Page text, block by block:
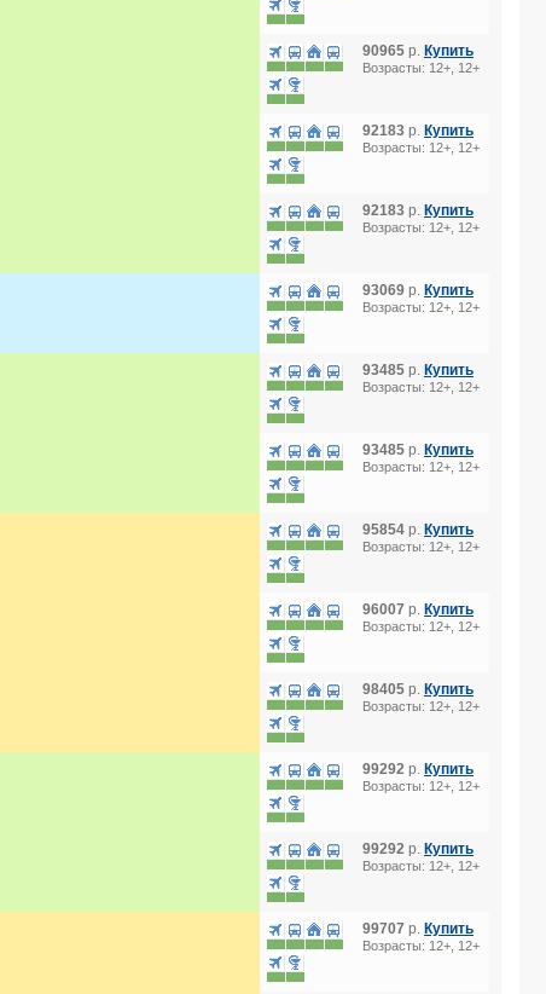
90965 р. Купить
Возрасты: 12+, 12+
92183 р. Купить
Возрасты: 12+, 12+
92183 р. Купить
Возрасты: 12+, 12+
93069 р. Купить
Возрасты: 12+, 12+
93485 р. Купить
Возрасты: 12+, 12+
93485 р. Купить
Возрасты: 12+, 12+
95854 р. Купить
Возрасты: 12+, 12+
96007 р. Купить
Возрасты: 12+, 12+
98405 р. Купить
Возрасты: 12+, 12+
99292 р. Купить
Возрасты: 12+, 12+
99292 р. Купить
Возрасты: 12+, 12+
99707 р. Купить
Возрасты: 12+, 12+